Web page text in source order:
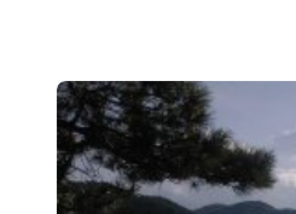
Post
navigation